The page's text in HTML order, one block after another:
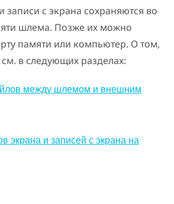
записи с экрана сохраняются во
шлема. Позже их можно
памяти или компьютер. О том,
см. в следующих разделах:
между шлемом и внешним
экрана и записей с экрана на